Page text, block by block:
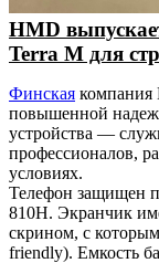
HMD
Terra M для
Финская компания
повышенной
устройства —
профессионалов,
условиях.
Телефон защищен
810H. Экранчик
скрином, с
friendly). Емкость